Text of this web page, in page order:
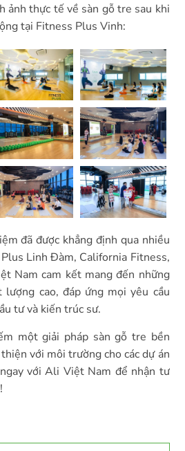
ảnh thực tế về sàn gỗ tre sau khi
tại Fitness Plus Vinh:
đã được khẳng định qua nhiều
Linh Đàm, California Fitness,
Nam cam kết mang đến những
cao, đáp ứng mọi yêu cầu
tư và kiến trúc sư.
một giải pháp sàn gỗ tre bền
với môi trường cho các dự án
với Ali Việt Nam để nhận tư